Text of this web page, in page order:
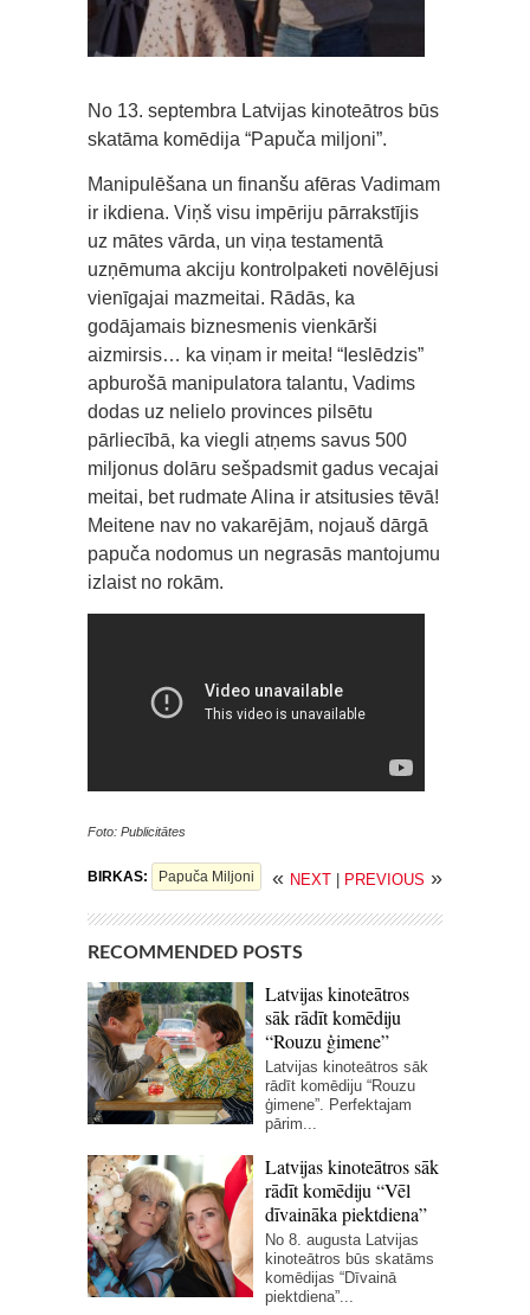
No 13. septembra Latvijas kinoteātros būs
skatāma komēdija “Papuča miljoni”.
Manipulēšana un finanšu afēras Vadimam
ir ikdiena. Viņš visu impēriju pārrakstījis
uz mātes vārda, un viņa testamentā
uzņēmuma akciju kontrolpaketi novēlējusi
vienīgajai mazmeitai. Rādās, ka
godājamais biznesmenis vienkārši
aizmirsis… ka viņam ir meita! “Ieslēdzis”
apburošā manipulatora talantu, Vadims
dodas uz nelielo provinces pilsētu
pārliecībā, ka viegli atņems savus 500
miljonus dolāru sešpadsmit gadus vecajai
meitai, bet rudmate Alina ir atsitusies tēvā!
Meitene nav no vakarējām, nojauš dārgā
papuča nodomus un negrasās mantojumu
izlaist no rokām.
Foto: Publicitātes
BIRKAS: Papuča Miljoni « NEXT PREVIOUS »
RECOMMENDED POSTS
Latvijas kinoteātros
sāk rādīt komēdiju
“Rouzu ģimene”
Latvijas kinoteātros sāk
rādīt komēdiju “Rouzu
ģimene”. Perfektajam
pārim...
Latvijas kinoteātros sāk
rādīt komēdiju “Vēl
dīvaināka piektdiena”
No 8. augusta Latvijas
kinoteātros būs skatāms
komēdijas “Dīvainā
piektdiena”...